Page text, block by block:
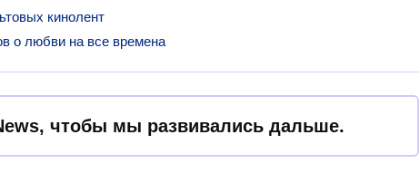
кинолент
о любви на все времена
чтобы мы развивались дальше.